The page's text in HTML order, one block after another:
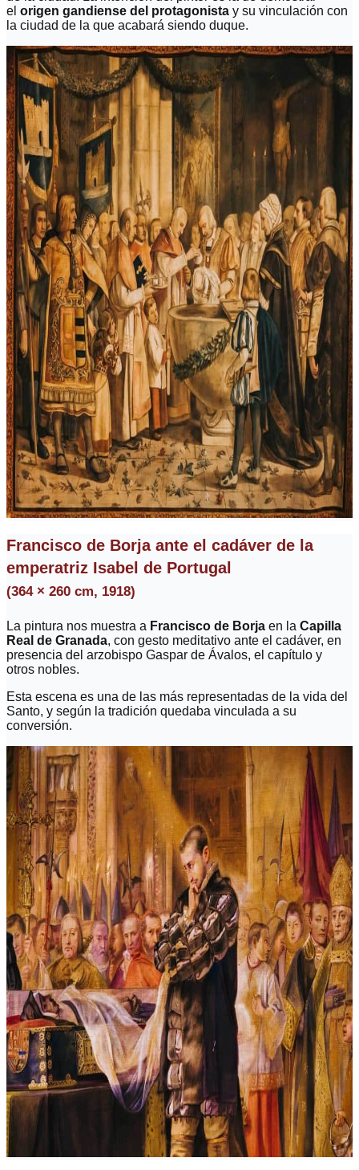
el origen gandiense del protagonista y su vinculación con
la ciudad de la que acabará siendo duque.
Francisco de Borja ante el cadáver de la
emperatriz Isabel de Portugal
(364 × 260 cm, 1918)
La pintura nos muestra a Francisco de Borja en la Capilla
Real de Granada, con gesto meditativo ante el cadáver, en
presencia del arzobispo Gaspar de Ávalos, el capítulo y
otros nobles.
Esta escena es una de las más representadas de la vida del
Santo, y según la tradición quedaba vinculada a su
conversión.